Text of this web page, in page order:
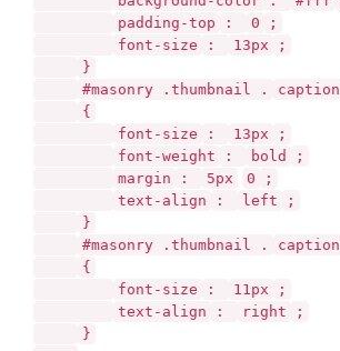
padding-top
: 0
;
font-size
: 13px
;
}
#masonry .thumbnail .
caption
{
font-size
: 13px
;
font-weight
: bold
;
margin
: 5px 0
;
text-align
: left
;
}
#masonry .thumbnail .
caption
{
font-size
: 11px
;
text-align
: right
;
}